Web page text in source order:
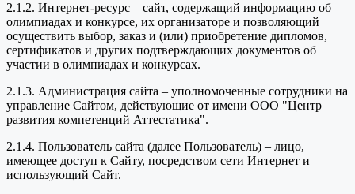
2.1.2. Интернет-ресурс – сайт, содержащий информацию об
олимпиадах и конкурсе, их организаторе и позволяющий
осуществить выбор, заказ и (или) приобретение дипломов,
сертификатов и других подтверждающих документов об
участии в олимпиадах и конкурсах.
2.1.3. Администрация сайта – уполномоченные сотрудники на
управление Сайтом, действующие от имени ООО "Центр
развития компетенций Аттестатика".
2.1.4. Пользователь сайта (далее Пользователь) – лицо,
имеющее доступ к Сайту, посредством сети Интернет и
использующий Сайт.